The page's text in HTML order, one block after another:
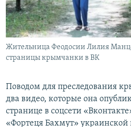
Жительница Феодосии Лилия
страницы крымчанки в ВК
Поводом для преследования
два видео, которые она
странице в соцсети
«Фортеця Бахмут» украинской